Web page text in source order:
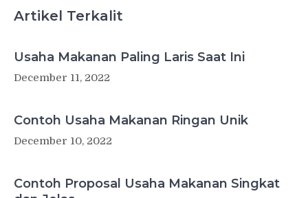
Artikel Terkalit
Usaha Makanan Paling Laris Saat Ini
December 11, 2022
Contoh Usaha Makanan Ringan Unik
December 10, 2022
Contoh Proposal Usaha Makanan Singkat